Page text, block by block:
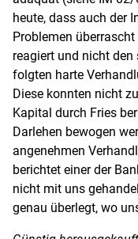
heute, dass auch der
Problemen
reagiert und nicht den
folgten harte
Diese konnten nicht
Kapital durch Fries
Darlehen bewogen
angenehmen
berichtet einer der
nicht mit uns
genau überlegt, wo